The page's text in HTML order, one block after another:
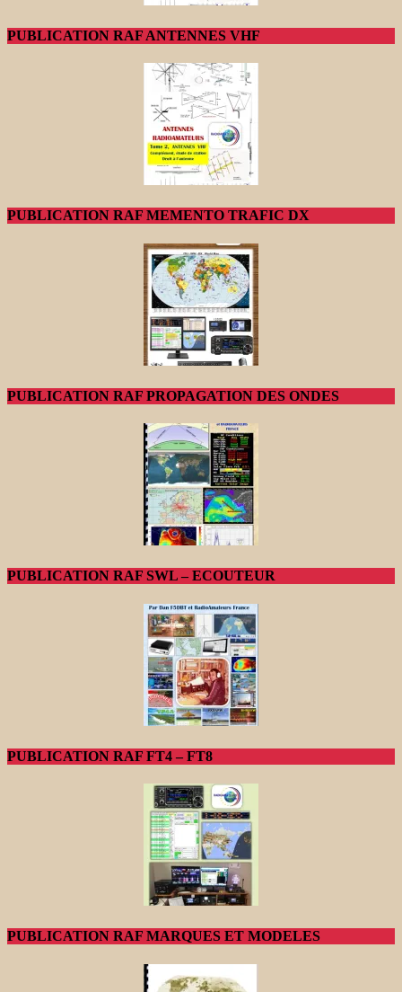
PUBLICATION RAF ANTENNES VHF
PUBLICATION RAF MEMENTO TRAFIC DX
PUBLICATION RAF PROPAGATION DES ONDES
PUBLICATION RAF SWL – ECOUTEUR
PUBLICATION RAF FT4 – FT8
PUBLICATION RAF MARQUES ET MODELES